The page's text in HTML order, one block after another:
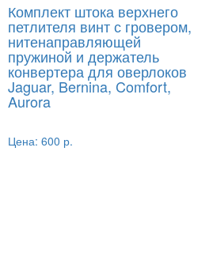
Комплект штока верхнего
петлителя винт с гровером,
нитенаправляющей
пружиной и держатель
конвертера для оверлоков
Jaguar, Bernina, Comfort,
Aurora
Цена: 600 р.